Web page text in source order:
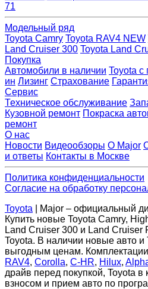
71
Модельный ряд
Toyota Camry Toyota RAV4 NEW
Land Cruiser 300 Toyota Land
Покупка
Автомобили в наличии Toyota с
ин Лизинг Страхование
Сервис
Техническое обслуживание
Кузовной ремонт Покраска
ремонт
О нас
Новости Видеообзоры О Major
и ответы Контакты в Москве
Политика конфиденциальности
Согласие на обработку
Toyota | Major – официальный
Купить новые Toyota Camry,
Land Cruiser 300 и Land Cruiser
Toyota. В наличии новые авто и
выгодным ценам. Комплектации
RAV4, Corolla, C-HR, Hilux,
драйв перед покупкой, Toyota
взносом и прием авто по